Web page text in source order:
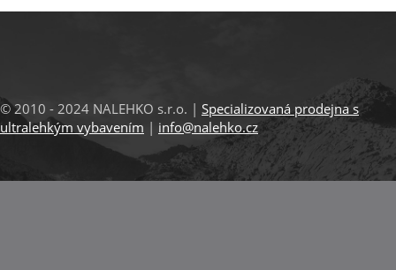
© 2010 - 2024 NALEHKO s.r.o. | Specializovaná prodejna s
ultralehkým vybavením | info@nalehko.cz